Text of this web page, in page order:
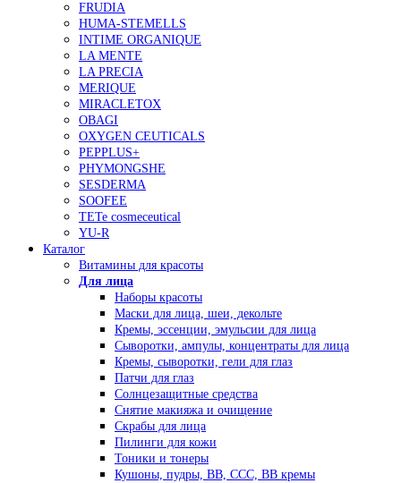
FRUDIA
HUMA-STEMELLS
INTIME ORGANIQUE
LA MENTE
LA PRECIA
MERIQUE
MIRACLETOX
OBAGI
OXYGEN CEUTICALS
PEPPLUS+
PHYMONGSHE
SESDERMA
SOOFEE
TETe cosmeceutical
YU-R
Каталог
Витамины для красоты
Для лица
Наборы красоты
Маски для лица, шеи, декольте
Кремы, эссенции, эмульсии для лица
Сыворотки, ампулы, концентраты для лица
Кремы, сыворотки, гели для глаз
Патчи для глаз
Солнцезащитные средства
Снятие макияжа и очищение
Скрабы для лица
Пилинги для кожи
Тоники и тонеры
Кушоны, пудры, ВВ, ССС, ВВ кремы